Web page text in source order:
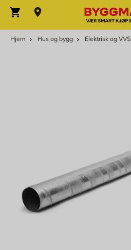
Varekurv
Hjem Hus og bygg Elektrisk og VVS